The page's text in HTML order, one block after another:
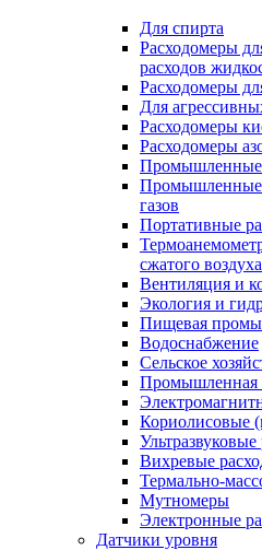
Для спирта
Расходомеры
расходов
Расходомеры
Для
Расходомеры
Расходомеры
Промышленные
Промышленные
газов
Портативные
сжатого
Вентиляция и
Экология и
Пищевая
Водоснабжение
Сельское
Промышленная
Кориолисовые
Вихревые
Термально-
Мутномеры
Электронные
Датчики уровня